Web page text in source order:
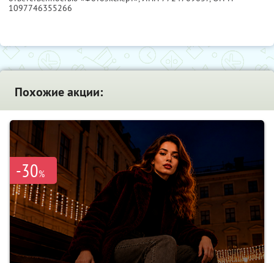
1097746355266
Похожие акции:
-30%